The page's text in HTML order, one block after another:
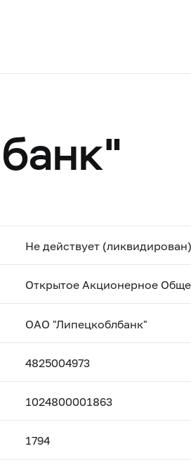
Не действует (ликвидирован)
Открытое Акционерное
ОАО "Липецкоблбанк"
4825004973
1024800001863
1794